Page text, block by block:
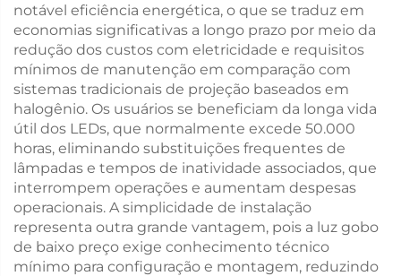
notável eficiência energética, o que se traduz em
economias significativas a longo prazo por meio da
redução dos custos com eletricidade e requisitos
mínimos de manutenção em comparação com
sistemas tradicionais de projeção baseados em
halogênio. Os usuários se beneficiam da longa vida
útil dos LEDs, que normalmente excede 50.000
horas, eliminando substituições frequentes de
lâmpadas e tempos de inatividade associados, que
interrompem operações e aumentam despesas
operacionais. A simplicidade de instalação
representa outra grande vantagem, pois a luz gobo
de baixo preço exige conhecimento técnico
mínimo para configuração e montagem, reduzindo